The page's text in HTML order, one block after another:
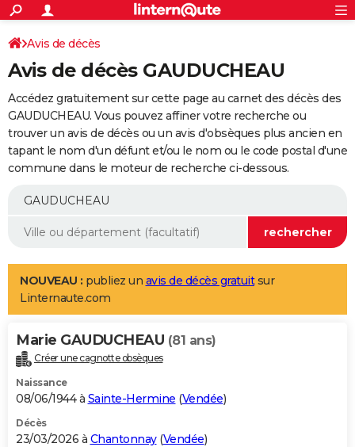
ACTUALITÉS
Politique
Société
Faits Divers
Education
Monde
Villes
+
SPORT
Coupe du monde 2026
Football
Tennis
Cyclisme
Rugby
Forum
Programme TV
TNT
Streaming
Cinéma
Sorties cinéma
Musique
+
FINANCE
Retraite
Epargne
Immobilier
Risques naturels par ville
Assurance
AUTO
Essais
Réserver un essai
Citadines
Berlines
SUV
Forum auto
+
Mobiles
Meilleur smartphone
Internet
Ordinateurs
Jeux vidéo
Guide high-tech
Aménagement intérieur
LIFESTYLE
Art de vivre
Bien-être
Loisirs
Mode
Modes de vie
Alimentation
Guide de la santé
Maladies
Médicaments
Sommeil
VOYAGE
Destinations
City break
Voyage nature
Voyage de noces
Forum
Climat
+PHOTO
GUIDES D'ACHAT
BONS PLANS
Avis de décès
Avis de décès GAUDUCHEAU
Accédez gratuitement sur cette page au carnet des décès des
GAUDUCHEAU. Vous pouvez affiner votre recherche ou
trouver un avis de décès ou un avis d'obsèques plus ancien en
tapant le nom d'un défunt et/ou le nom ou le code postal d'une
commune dans le moteur de recherche ci-dessous.
NOUVEAU : publiez un avis de décès gratuitsur
Linternaute.com
Marie GAUDUCHEAU (81 ans)
Créer une cagnotte obsèques
Naissance
08/06/1944 à Sainte-Hermine (Vendée)
Décès
23/03/2026 à Chantonnay(Vendée)